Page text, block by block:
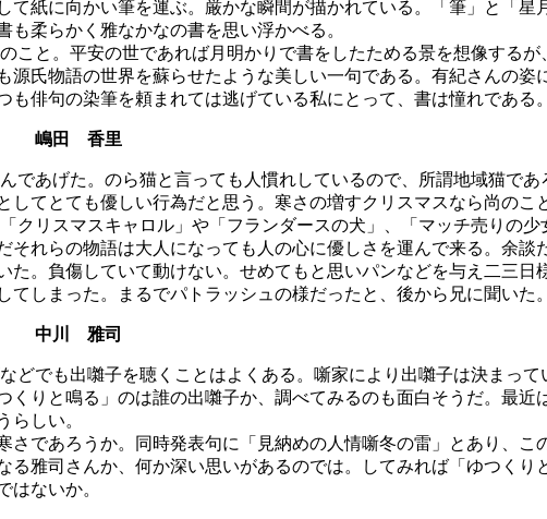
紙に向かい筆を運ぶ。厳かな瞬間が描かれている。「筆」と「星
柔らかく雅なかなの書を思い浮かべる。
と。平安の世であれば月明かりで書をしたためる景を想像するが
源氏物語の世界を蘇らせたような美しい一句である。有紀さんの姿
俳句の染筆を頼まれては逃げている私にとって、書は憧れである。
嶋田 香里
あげた。のら猫と言っても人慣れしているので、所謂地域猫であ
てとても優しい行為だと思う。寒さの増すクリスマスなら尚のこ
リスマスキャロル」や「フランダースの犬」、「マッチ売りの少
それらの物語は大人になっても人の心に優しさを運んで来る。余談
た。負傷していて動けない。せめてもと思いパンなどを与え二三日
しまった。まるでパトラッシュの様だったと、後から兄に聞いた。
中川 雅司
でも出囃子を聴くことはよくある。噺家により出囃子は決まって
くりと鳴る」のは誰の出囃子か、調べてみるのも面白そうだ。最近
らしい。
さであろうか。同時発表句に「見納めの人情噺冬の雷」とあり、こ
る雅司さんか、何か深い思いがあるのでは。してみれば「ゆつくり
はないか。